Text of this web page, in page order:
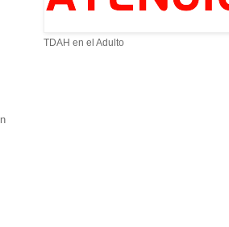
TDAH en el Adulto